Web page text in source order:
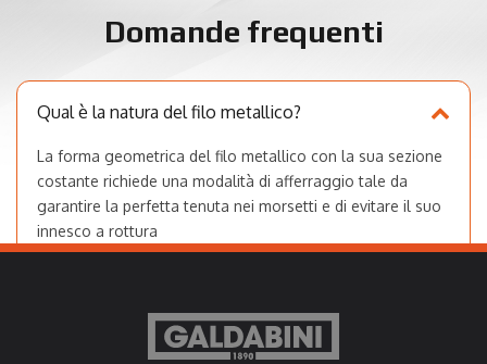
Domande frequenti
Qual è la natura del filo metallico?
La forma geometrica del filo metallico con la sua sezione
costante richiede una modalità di afferraggio tale da
garantire la perfetta tenuta nei morsetti e di evitare il suo
innesco a rottura
Che estensimetro si consiglia da implicare sulla
macchina di prova materiali GALDABINI per
testare un filo di metallo?